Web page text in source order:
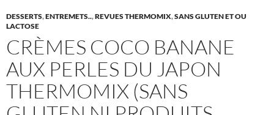
DESSERTS,ENTREMETS..,REVUES THERMOMIX,SANS GLUTEN ET OU
LACTOSE
CRÈMES COCO BANANE
AUX PERLES DU JAPON
THERMOMIX (SANS